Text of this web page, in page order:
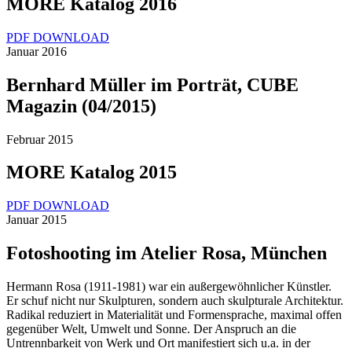
PDF DOWNLOAD
Januar 2016
Bernhard Müller im Porträt, CUBE
Magazin (04/2015)
Februar 2015
MORE Katalog 2015
PDF DOWNLOAD
Januar 2015
Fotoshooting im Atelier Rosa, München
Hermann Rosa (1911-1981) war ein außergewöhnlicher Künstler.
Er schuf nicht nur Skulpturen, sondern auch skulpturale Architektur.
Radikal reduziert in Materialität und Formensprache, maximal offen
gegenüber Welt, Umwelt und Sonne. Der Anspruch an die
Untrennbarkeit von Werk und Ort manifestiert sich u.a. in der